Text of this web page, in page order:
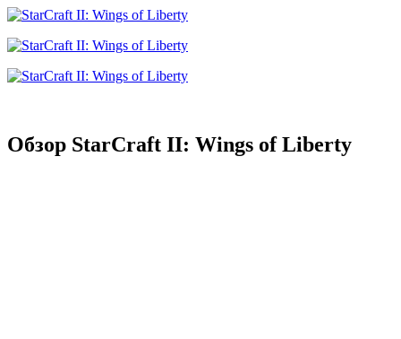
Обзор StarCraft II: Wings of Liberty